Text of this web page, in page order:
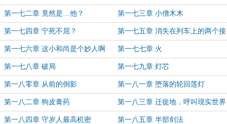
第一七二章 竟然是…他？ 第一七三章 小僧木木
第一七四章 宁死不屈？ 第一七五章 消失在列车上的两个接
头人
第一七六章 这小和尚是个妙人啊 第一七七章 火
第一七八章 破局 第一七九章 灯芯
第一八零章 从前的倒影 第一八一章 堕落的轮回莲灯
第一八二章 狗皮膏药 第一八三章 迁徙地，呼叫现实世界
第一八四章 守岁人最高机密 第一八五章 半部剑法